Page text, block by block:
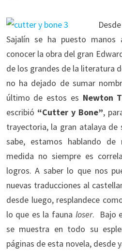
Sajalín se ha puesto
conocer la obra del gran
de los grandes de la literatura
no ha dejado de sumar
último de estos es Newton
escribió “Cutter y Bone”,
trayectoria, la gran atalaya de
sabe, estamos hablando de
medida no siempre es
logros. A saber lo que nos
nuevas traducciones al
desde luego, resplandece
lo que es la fauna loser. Bajo
se muestra en todo su
páginas de esta novela, desde